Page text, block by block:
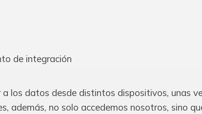
de integración
los datos desde distintos dispositivos, unas
además, no solo accedemos nosotros, sino